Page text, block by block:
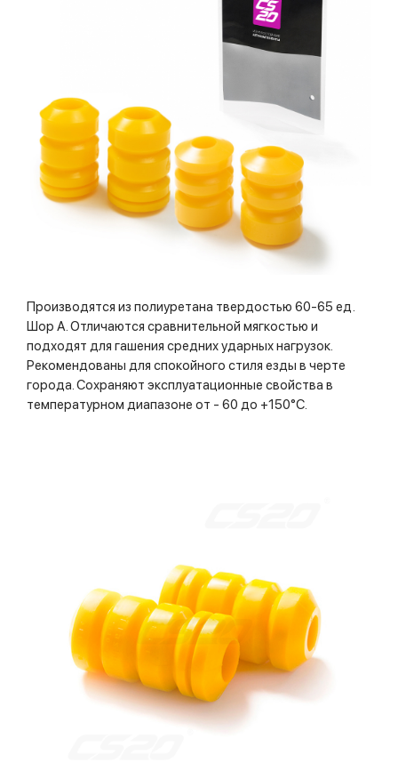
Производятся из полиуретана твердостью 60-65 ед.
Шор А. Отличаются сравнительной мягкостью и
подходят для гашения средних ударных нагрузок.
Рекомендованы для спокойного стиля езды в черте
города. Сохраняют эксплуатационные свойства в
температурном диапазоне от - 60 до +150°С.